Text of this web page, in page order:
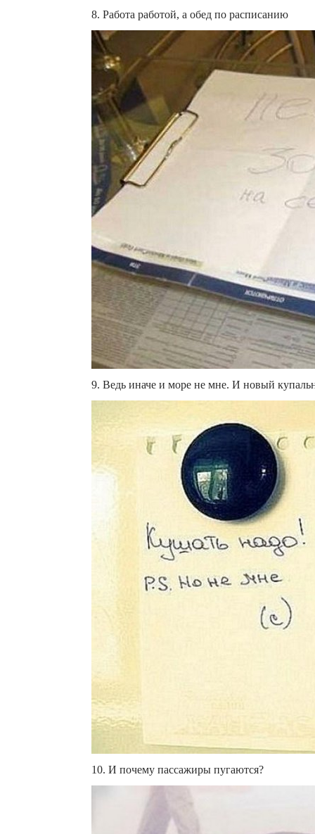
8. Работа работой, а обед по расписанию
9. Ведь иначе и море не мне. И новый
10. И почему пассажиры пугаются?